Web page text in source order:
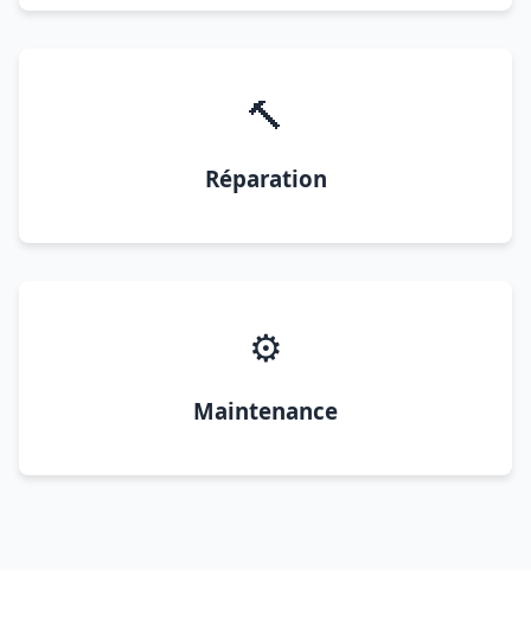
🔨
Réparation
⚙️
Maintenance